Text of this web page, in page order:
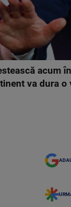
acum
va dura